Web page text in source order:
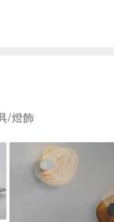
/燈飾